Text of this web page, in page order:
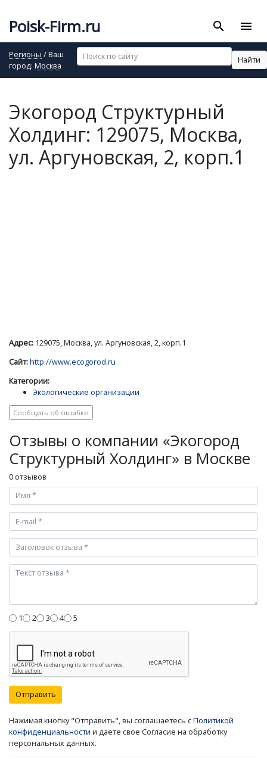
Poisk-Firm.ru search menu
Регионы / Ваш
город: Москва
Найти
Экогород Структурный
Холдинг: 129075, Москва,
ул. Аргуновская, 2, корп.1
Адрес: 129075, Москва, ул. Аргуновская, 2, корп.1
Сайт:http://www.ecogorod.ru
Категории:
Экологические организации
Сообщить об ошибке
Отзывы о компании «Экогород
Структурный Холдинг» в Москве
0 отзывов
1 2 3 4 5
Отправить
Нажимая кнопку "Отправить", вы соглашаетесь сПолитикой
конфиденциальности и даете свое Согласие на обработку
персональных данных.